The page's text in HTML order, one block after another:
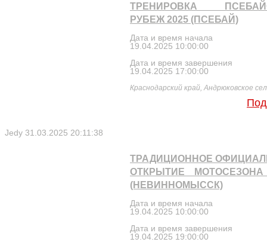
ТРЕНИРОВКА
РУБЕЖ 2025 (ПСЕБАЙ)
Дата и время начала
19.04.2025 10:00:00
Дата и время завершения
19.04.2025 17:00:00
Краснодарский край, Андрюковское
Jedy 31.03.2025 20:11:38
ТРАДИЦИОННОЕ
ОТКРЫТИЕ МОТОСЕЗОНА
(НЕВИННОМЫССК)
Дата и время начала
19.04.2025 10:00:00
Дата и время завершения
19.04.2025 19:00:00